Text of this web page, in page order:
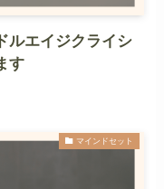
ルエイジクライシ
す
マインドセット